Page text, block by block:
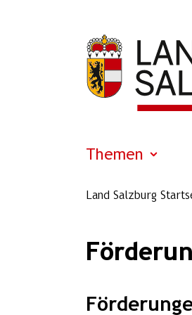
Themen
Land Salzburg